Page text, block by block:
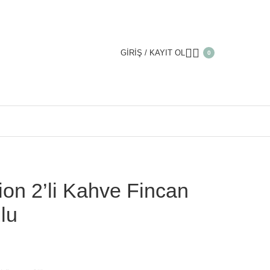
GIRIŞ / KAYIT OL 0
2’li Kahve Fincan Seti / Hediye Kutulu
2’li Kahve Fincan